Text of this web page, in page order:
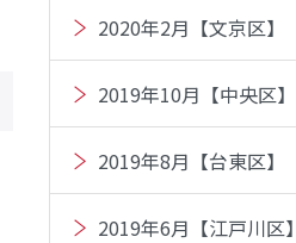
2020年2月【文京区】
2019年10月【中央区】
2019年8月【台東区】
2019年6月【江戸川区】